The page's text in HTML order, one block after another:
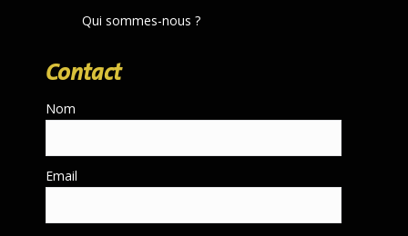
Qui sommes-nous ?
Contact
Nom
Email